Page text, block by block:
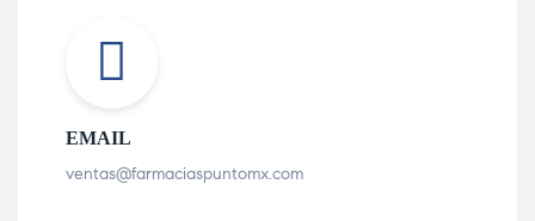
EMAIL
ventas@farmaciaspuntomx.com